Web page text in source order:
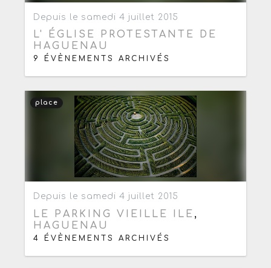
Depuis le samedi 4 juillet 2015
L' ÉGLISE PROTESTANTE DE
HAGUENAU
9 ÉVÈNEMENTS ARCHIVÉS
place
Depuis le samedi 4 juillet 2015
LE PARKING VIEILLE ILE ,
HAGUENAU
4 ÉVÈNEMENTS ARCHIVÉS